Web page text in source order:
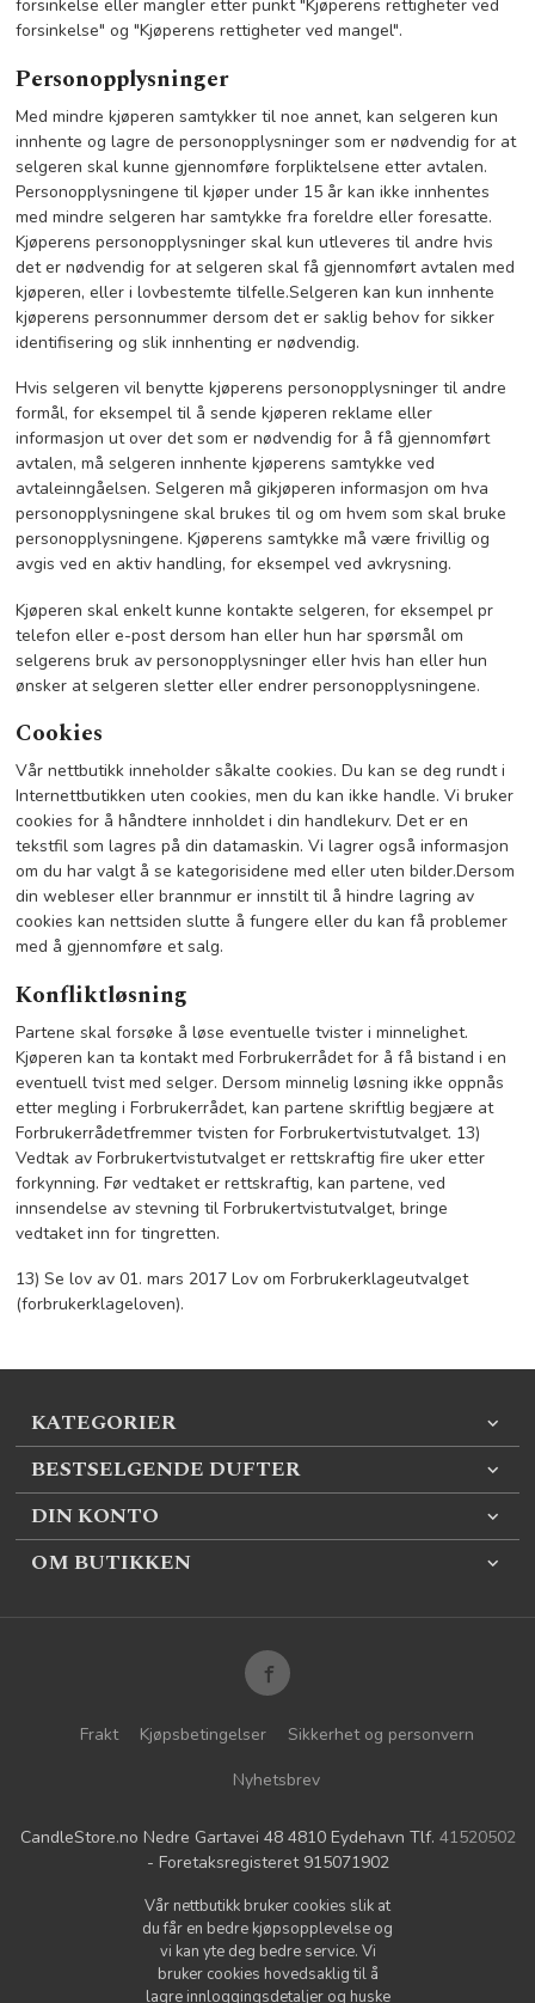
forsinkelse eller mangler etter punkt "Kjøperens rettigheter ved
forsinkelse" og "Kjøperens rettigheter ved mangel".
Personopplysninger
Med mindre kjøperen samtykker til noe annet, kan selgeren kun
innhente og lagre de personopplysninger som er nødvendig for at
selgeren skal kunne gjennomføre forpliktelsene etter avtalen.
Personopplysningene til kjøper under 15 år kan ikke innhentes
med mindre selgeren har samtykke fra foreldre eller foresatte.
Kjøperens personopplysninger skal kun utleveres til andre hvis
det er nødvendig for at selgeren skal få gjennomført avtalen med
kjøperen, eller i lovbestemte tilfelle.Selgeren kan kun innhente
kjøperens personnummer dersom det er saklig behov for sikker
identifisering og slik innhenting er nødvendig.
Hvis selgeren vil benytte kjøperens personopplysninger til andre
formål, for eksempel til å sende kjøperen reklame eller
informasjon ut over det som er nødvendig for å få gjennomført
avtalen, må selgeren innhente kjøperens samtykke ved
avtaleinngåelsen. Selgeren må gikjøperen informasjon om hva
personopplysningene skal brukes til og om hvem som skal bruke
personopplysningene. Kjøperens samtykke må være frivillig og
avgis ved en aktiv handling, for eksempel ved avkrysning.
Kjøperen skal enkelt kunne kontakte selgeren, for eksempel pr
telefon eller e-post dersom han eller hun har spørsmål om
selgerens bruk av personopplysninger eller hvis han eller hun
ønsker at selgeren sletter eller endrer personopplysningene.
Cookies
Vår nettbutikk inneholder såkalte cookies. Du kan se deg rundt i
Internettbutikken uten cookies, men du kan ikke handle. Vi bruker
cookies for å håndtere innholdet i din handlekurv. Det er en
tekstfil som lagres på din datamaskin. Vi lagrer også informasjon
om du har valgt å se kategorisidene med eller uten bilder.Dersom
din webleser eller brannmur er innstilt til å hindre lagring av
cookies kan nettsiden slutte å fungere eller du kan få problemer
med å gjennomføre et salg.
Konfliktløsning
Partene skal forsøke å løse eventuelle tvister i minnelighet.
Kjøperen kan ta kontakt med Forbrukerrådet for å få bistand i en
eventuell tvist med selger. Dersom minnelig løsning ikke oppnås
etter megling i Forbrukerrådet, kan partene skriftlig begjære at
Forbrukerrådetfremmer tvisten for Forbrukertvistutvalget. 13)
Vedtak av Forbrukertvistutvalget er rettskraftig fire uker etter
forkynning. Før vedtaket er rettskraftig, kan partene, ved
innsendelse av stevning til Forbrukertvistutvalget, bringe
vedtaket inn for tingretten.
13) Se lov av 01. mars 2017 Lov om Forbrukerklageutvalget
(forbrukerklageloven).
KATEGORIER
BESTSELGENDE DUFTER
DIN KONTO
OM BUTIKKEN
Frakt Kjøpsbetingelser
Sikkerhet og personvern
Nyhetsbrev
CandleStore.no Nedre Gartavei 48 4810 Eydehavn Tlf. 41520502
- Foretaksregisteret 915071902
Vår nettbutikk bruker cookies slik at
du får en bedre kjøpsopplevelse og
vi kan yte deg bedre service. Vi
bruker cookies hovedsaklig til å
lagre innloggingsdetaljer og huske